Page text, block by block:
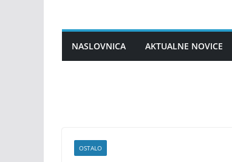
contentNASLOVNICA AKTUALNE NOVICE
OSTALO